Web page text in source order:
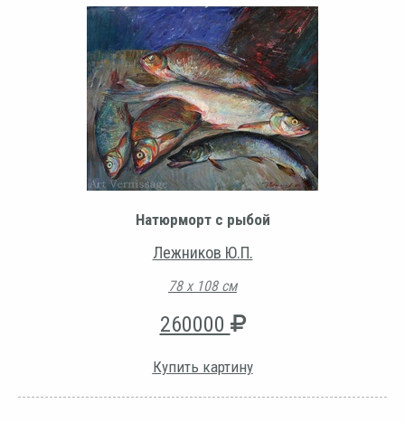
Натюрморт с рыбой
Лежников Ю.П.
78 х 108 см
260000
Купить картину